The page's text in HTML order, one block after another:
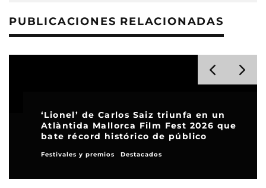
PUBLICACIONES RELACIONADAS
‘Lionel’ de Carlos Saiz triunfa en un
Atlàntida Mallorca Film Fest 2026 que
bate récord histórico de público
Festivales y premios Destacados